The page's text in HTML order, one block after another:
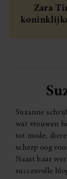
Zara
Suzanne
wat vrouwen
tot mode,
scherp oog
Naast haar
succesvolle